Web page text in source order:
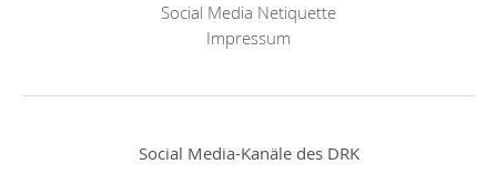
Social Media Netiquette
Impressum
Social Media-Kanäle des DRK